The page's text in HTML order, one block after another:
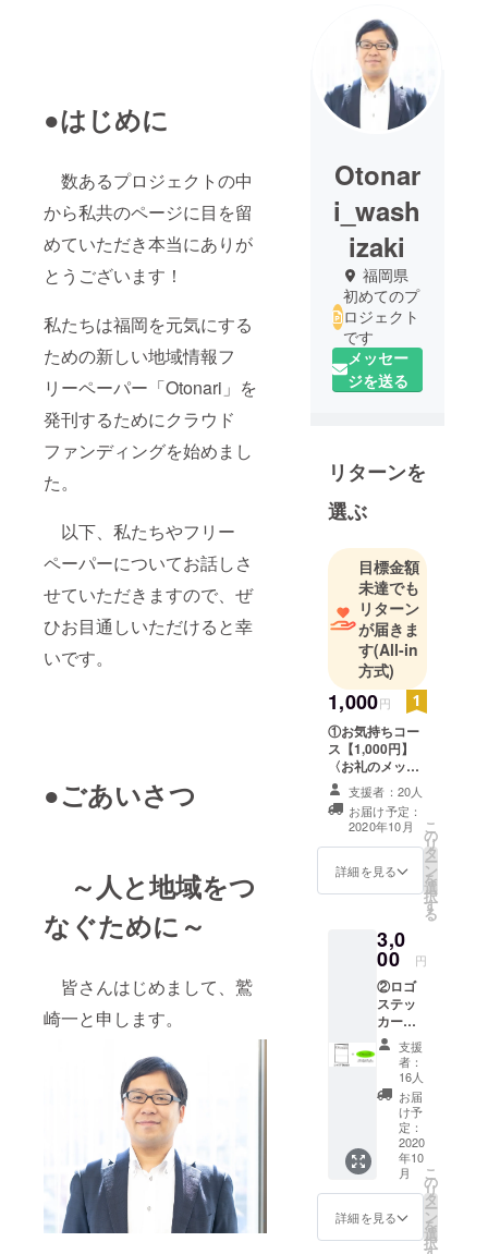
●はじめに
数あるプロジェクトの中
から私共のページに目を留
めていただき本当にありが
とうございます！
私たちは福岡を元気にする
ための新しい地域情報フ
リーペーパー「Otonari」を
発刊するためにクラウド
ファンディングを始めまし
た。
以下、私たちやフリー
ペーパーについてお話しさ
せていただきますので、ぜ
ひお目通しいただけると幸
いです。
●ごあいさつ
～人と地域をつ
なぐために～
皆さんはじめまして、鷲
崎一と申します。
Otonar
i_wash
izaki
福岡県
初めてのプ
ロジェクト
です
メッセー
ジを送る
リターンを
選ぶ
目標金額
未達でも
リターン
が届きま
す(All-in
方式)
1,000円
①お気持ちコー
ス【1,000円】
〈お礼のメッ
セージメール〉
手軽にOtonari編
集部を応援して
いただけません
か？ お礼のメー
ルをお送りさせ
支援者：20人
お届け予定：
2020年10月
詳細を見る
こ
の
リ
タ
ー
ン
を
選
択
す
る
3,0
00 円
②ロゴ
ステッ
カー
コース
【3,000
円】
〈冊子1
冊＋感
謝のお
手紙＋
Otonari
ステッ
カー〉
Otonari
のお
しゃか
支援
者：
16人
お届
け予
定：
2020
年10
月
詳細を見る
こ
の
リ
タ
ー
ン
を
選
択